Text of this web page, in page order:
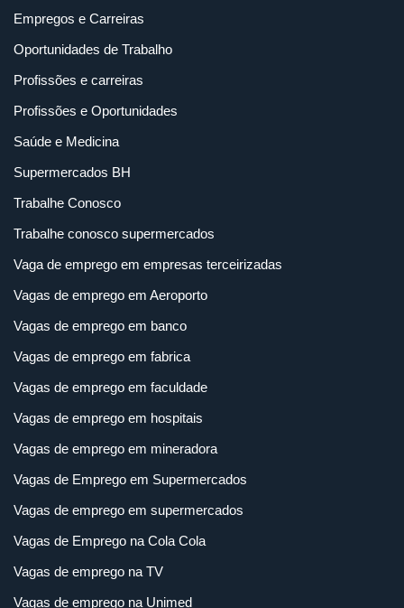
Empregos e Carreiras
Oportunidades de Trabalho
Profissões e carreiras
Profissões e Oportunidades
Saúde e Medicina
Supermercados BH
Trabalhe Conosco
Trabalhe conosco supermercados
Vaga de emprego em empresas terceirizadas
Vagas de emprego em Aeroporto
Vagas de emprego em banco
Vagas de emprego em fabrica
Vagas de emprego em faculdade
Vagas de emprego em hospitais
Vagas de emprego em mineradora
Vagas de Emprego em Supermercados
Vagas de emprego em supermercados
Vagas de Emprego na Cola Cola
Vagas de emprego na TV
Vagas de emprego na Unimed